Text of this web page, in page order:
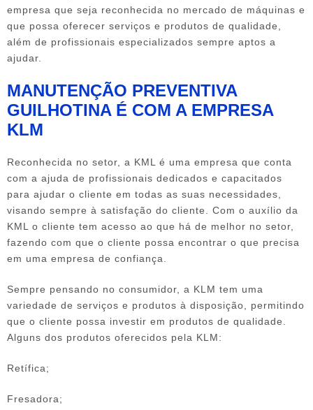
empresa que seja reconhecida no mercado de máquinas e
que possa oferecer serviços e produtos de qualidade,
além de profissionais especializados sempre aptos a
ajudar.
MANUTENÇÃO PREVENTIVA
GUILHOTINA É COM A EMPRESA
KLM
Reconhecida no setor, a KML é uma empresa que conta
com a ajuda de profissionais dedicados e capacitados
para ajudar o cliente em todas as suas necessidades,
visando sempre à satisfação do cliente. Com o auxílio da
KML o cliente tem acesso ao que há de melhor no setor,
fazendo com que o cliente possa encontrar o que precisa
em uma empresa de confiança.
Sempre pensando no consumidor, a KLM tem uma
variedade de serviços e produtos à disposição, permitindo
que o cliente possa investir em produtos de qualidade.
Alguns dos produtos oferecidos pela KLM:
Retífica;
Fresadora;